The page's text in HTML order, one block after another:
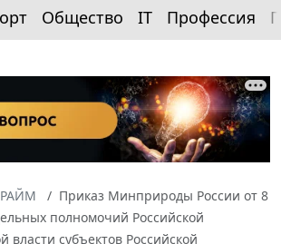
Общество IT Профессия
Приказ Минприроды России от 8
полномочий Российской
субъектов Российской